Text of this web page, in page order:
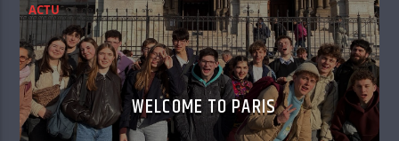
ACTU
WELCOME TO PARIS